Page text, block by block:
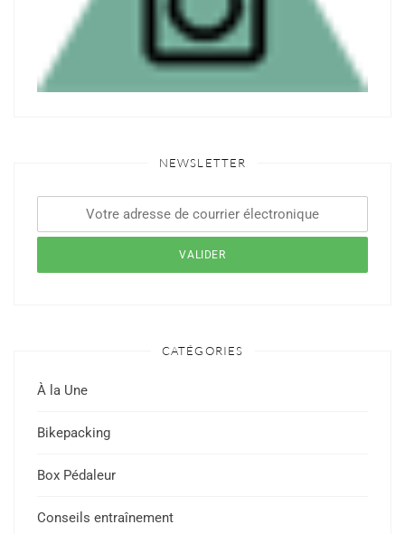
NEWSLETTER
CATÉGORIES
À la Une
Bikepacking
Box Pédaleur
Conseils entraînement